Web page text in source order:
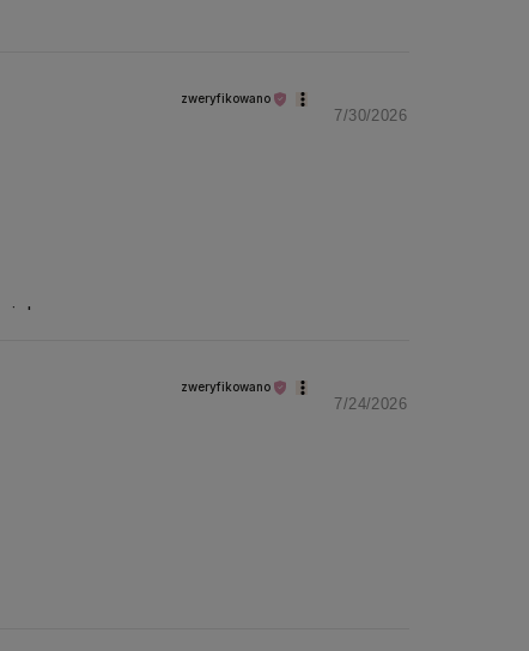
zweryfikowano
7/30/2026
zweryfikowano
7/24/2026